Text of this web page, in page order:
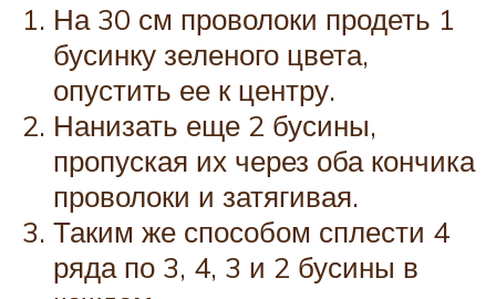
На 30 см проволоки продеть 1
бусинку зеленого цвета,
опустить ее к центру.
Нанизать еще 2 бусины,
пропуская их через оба кончика
проволоки и затягивая.
Таким же способом сплести 4
ряда по 3, 4, 3 и 2 бусины в